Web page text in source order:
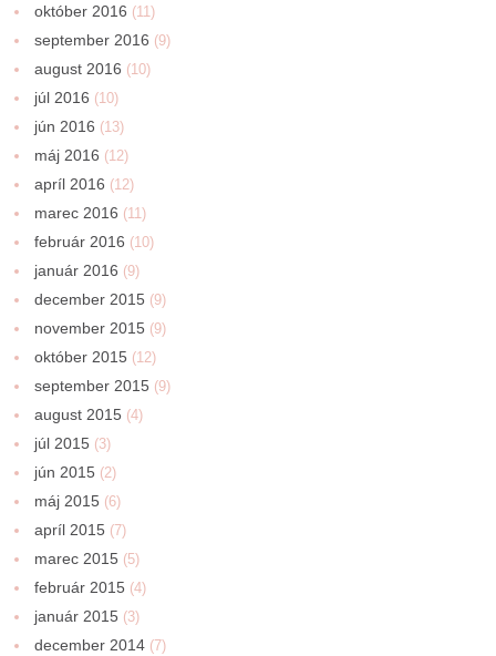
október 2016 (11)
september 2016 (9)
august 2016 (10)
júl 2016 (10)
jún 2016 (13)
máj 2016 (12)
apríl 2016 (12)
marec 2016 (11)
február 2016 (10)
január 2016 (9)
december 2015 (9)
november 2015 (9)
október 2015 (12)
september 2015 (9)
august 2015 (4)
júl 2015 (3)
jún 2015 (2)
máj 2015 (6)
apríl 2015 (7)
marec 2015 (5)
február 2015 (4)
január 2015 (3)
december 2014 (7)